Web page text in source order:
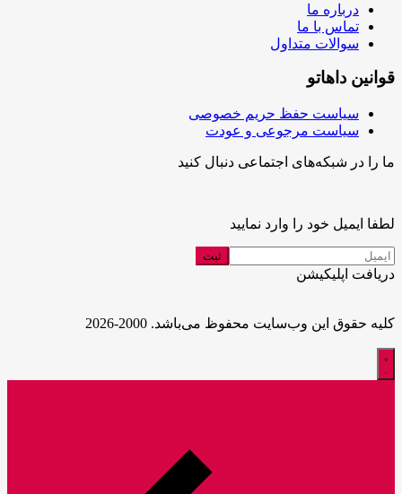
درباره ما
تماس با ما
سوالات متداول
قوانین داهاتو
سیاست حفظ حریم خصوصی
سیاست مرجوعی و عودت
ما را در شبکه‌های اجتماعی دنبال کنید
لطفا ایمیل خود را وارد نمایید
دریافت اپلیکیشن
کلیه حقوق این وب‌سایت محفوظ می‌باشد. 2000-2026